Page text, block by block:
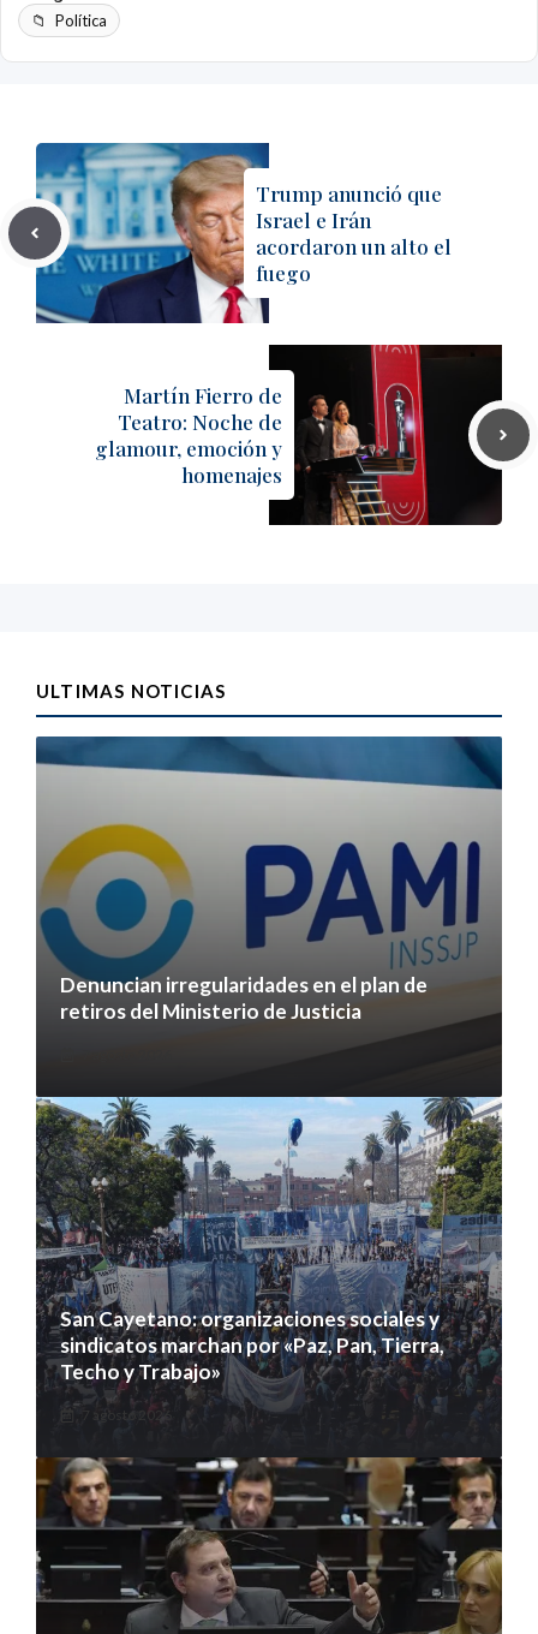
Política
Trump anunció que
Israel e Irán
acordaron un alto el
fuego
Martín Fierro de
Teatro: Noche de
glamour, emoción y
homenajes
ULTIMAS NOTICIAS
Denuncian irregularidades en el plan de
retiros del Ministerio de Justicia
San Cayetano: organizaciones sociales y
sindicatos marchan por «Paz, Pan, Tierra,
Techo y Trabajo»
7 agosto 2026